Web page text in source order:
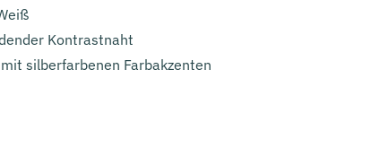
Kontrastnaht
silberfarbenen Farbakzenten